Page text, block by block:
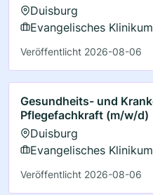
Duisburg
Evangelisches
Veröffentlicht 2026-08-06
Gesundheits- und
Pflegefachkraft (m/w/d)
Duisburg
Evangelisches
Veröffentlicht 2026-08-06